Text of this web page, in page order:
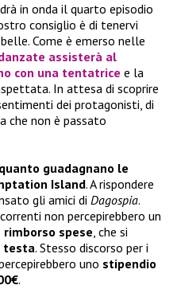
in onda il quarto episodio
consiglio è di tenervi
Come è emerso nelle
assisterà al
con una tentatrice e la
In attesa di scoprire
dei protagonisti, di
che non è passato
quanto guadagnano le
Island. A rispondere
gli amici di Dagospia.
non percepirebbero un
rimborso spese, che si
testa. Stesso discorso per i
uno stipendio
.